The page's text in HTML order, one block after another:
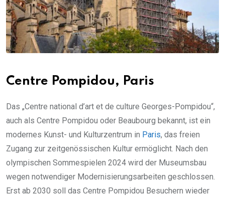
Centre Pompidou, Paris
Das „Centre national d’art et de culture Georges-Pompidou“,
auch als Centre Pompidou oder Beaubourg bekannt, ist ein
modernes Kunst- und Kulturzentrum in Paris, das freien
Zugang zur zeitgenössischen Kultur ermöglicht. Nach den
olympischen Sommespielen 2024 wird der Museumsbau
wegen notwendiger Modernisierungsarbeiten geschlossen.
Erst ab 2030 soll das Centre Pompidou Besuchern wieder